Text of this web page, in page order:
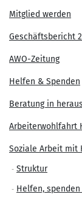
Mitglied werden
Geschäftsbericht
AWO-Zeitung
Helfen & Spenden
Beratung in
Arbeiterwohlfahrt
Soziale Arbeit mit
Struktur
Helfen,